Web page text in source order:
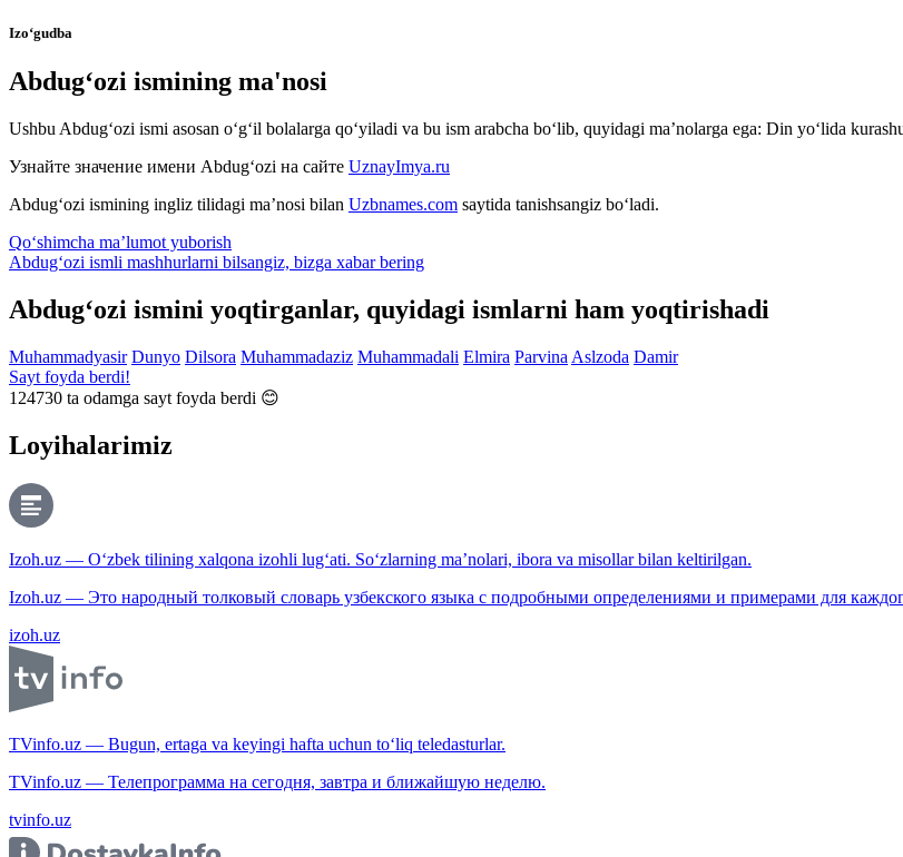
Izo‘gudba
Abdug‘ozi ismining ma'nosi
Ushbu Abdug‘ozi ismi asosan o‘g‘il bolalarga qo‘yiladi va bu ism arabcha bo‘lib, quyidagi ma’nolarga ega: Din yo‘lida
Узнайте значение имени Abdug‘ozi на сайте UznayImya.ru
Abdug‘ozi ismining ingliz tilidagi ma’nosi bilan Uzbnames.com saytida tanishsangiz bo‘ladi.
Qo‘shimcha ma’lumot yuborish
Abdug‘ozi ismli mashhurlarni bilsangiz, bizga xabar bering
Abdug‘ozi ismini yoqtirganlar, quyidagi ismlarni ham yoqtirishadi
Muhammadyasir Dunyo Dilsora Muhammadaziz Muhammadali Elmira Parvina Aslzoda Damir
Sayt foyda berdi!
124730 ta odamga sayt foyda berdi 😊
Loyihalarimiz
Izoh.uz — O‘zbek tilining xalqona izohli lug‘ati. So‘zlarning ma’nolari, ibora va misollar bilan keltirilgan.
Izoh.uz — Это народный толковый словарь узбекского языка с подробными определениями и примерами для
izoh.uz
TVinfo.uz — Bugun, ertaga va keyingi hafta uchun to‘liq teledasturlar.
TVinfo.uz — Телепрограмма на сегодня, завтра и ближайшую неделю.
tvinfo.uz